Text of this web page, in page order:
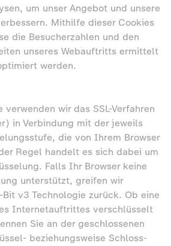
um unser Angebot und unsere
Mithilfe dieser Cookies
die Besucherzahlen und den
unseres Webauftritts ermittelt
werden.
verwenden wir das SSL-Verfahren
in Verbindung mit der jeweils
die von Ihrem Browser
Regel handelt es sich dabei um
Falls Ihr Browser keine
unterstützt, greifen wir
v3 Technologie zurück. Ob eine
Internetauftrittes verschlüsselt
Sie an der geschlossenen
beziehungsweise Schloss-